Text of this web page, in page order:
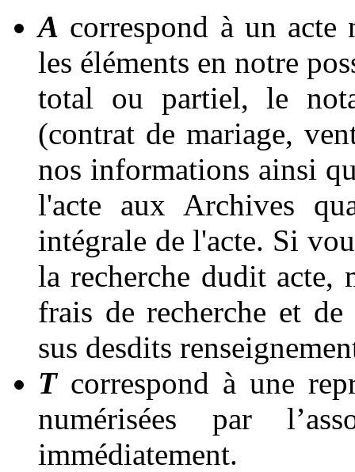
A correspond à un acte
les éléments en notre
total ou partiel, le
(contrat de mariage,
nos informations ainsi
l'acte aux Archives
intégrale de l'acte. Si
la recherche dudit
frais de recherche et
sus desdits
Tcorrespond à une
numérisées par
immédiatement.